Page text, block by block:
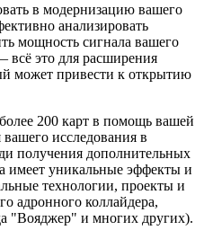
в модернизацию вашего
анализировать
мощность сигнала вашего
всё это для расширения
может привести к открытию
200 карт в помощь вашей
вашего исследования в
получения дополнительных
имеет уникальные эффекты и
технологии, проекты и
адронного коллайдера,
"Вояджер" и многих других).